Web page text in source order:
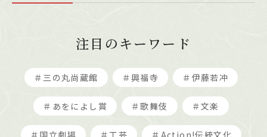
注目のキーワード
＃三の丸尚蔵館 ＃興福寺 ＃伊藤若冲
＃あをによし賞 ＃歌舞伎 ＃文楽